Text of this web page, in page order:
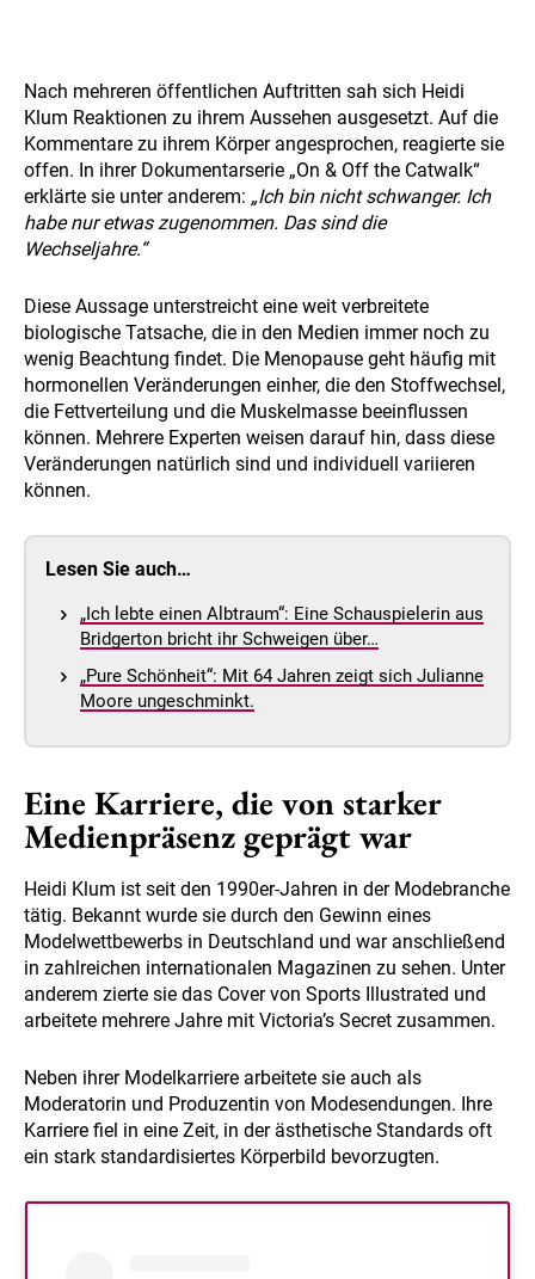
Nach mehreren öffentlichen Auftritten sah sich Heidi
Klum Reaktionen zu ihrem Aussehen ausgesetzt. Auf die
Kommentare zu ihrem Körper angesprochen, reagierte sie
offen. In ihrer Dokumentarserie „On & Off the Catwalk“
erklärte sie unter anderem: „Ich bin nicht schwanger. Ich
habe nur etwas zugenommen. Das sind die
Wechseljahre.“
Diese Aussage unterstreicht eine weit verbreitete
biologische Tatsache, die in den Medien immer noch zu
wenig Beachtung findet. Die Menopause geht häufig mit
hormonellen Veränderungen einher, die den Stoffwechsel,
die Fettverteilung und die Muskelmasse beeinflussen
können. Mehrere Experten weisen darauf hin, dass diese
Veränderungen natürlich sind und individuell variieren
können.
Lesen Sie auch…
„Ich lebte einen Albtraum“: Eine Schauspielerin aus
Bridgerton bricht ihr Schweigen über…
„Pure Schönheit“: Mit 64 Jahren zeigt sich Julianne
Moore ungeschminkt.
Eine Karriere, die von starker
Medienpräsenz geprägt war
Heidi Klum ist seit den 1990er-Jahren in der Modebranche
tätig. Bekannt wurde sie durch den Gewinn eines
Modelwettbewerbs in Deutschland und war anschließend
in zahlreichen internationalen Magazinen zu sehen. Unter
anderem zierte sie das Cover von Sports Illustrated und
arbeitete mehrere Jahre mit Victoria’s Secret zusammen.
Neben ihrer Modelkarriere arbeitete sie auch als
Moderatorin und Produzentin von Modesendungen. Ihre
Karriere fiel in eine Zeit, in der ästhetische Standards oft
ein stark standardisiertes Körperbild bevorzugten.